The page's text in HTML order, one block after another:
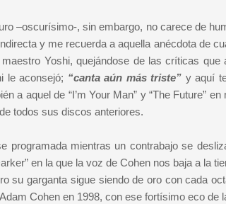
–oscurísimo-, sin embargo, no carece de
y me recuerda a aquella anécdota de
Yoshi, quejándose de las críticas
le aconsejó; “canta aún más triste” y aquí
a aquel de “I’m Your Man” y “The Future”
todos sus discos anteriores.
programada mientras un contrabajo se
en la que la voz de Cohen nos baja a la
su garganta sigue siendo de oro con cada
Cohen en 1998, con ese fortísimo eco